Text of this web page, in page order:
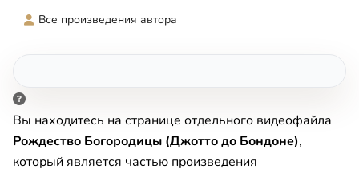
Все произведения автора
Вы находитесь на странице отдельного видеофайла
Рождество Богородицы (Джотто до Бондоне),
который является частью произведения